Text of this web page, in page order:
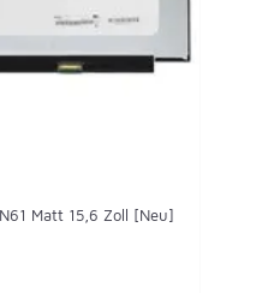
Matt 15,6 Zoll [Neu]